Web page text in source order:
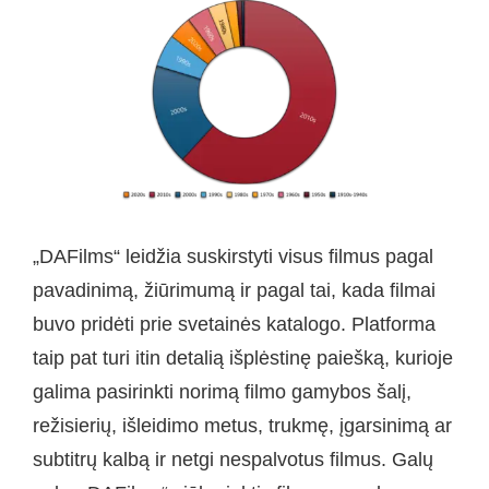
„DAFilms“ leidžia suskirstyti visus filmus pagal
pavadinimą, žiūrimumą ir pagal tai, kada filmai
buvo pridėti prie svetainės katalogo. Platforma
taip pat turi itin detalią išplėstinę paiešką, kurioje
galima pasirinkti norimą filmo gamybos šalį,
režisierių, išleidimo metus, trukmę, įgarsinimą ar
subtitrų kalbą ir netgi nespalvotus filmus. Galų